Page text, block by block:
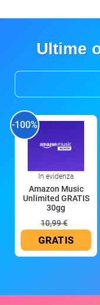
Ultime
-100%
In evidenza
Amazon Music
Unlimited GRATIS
30gg
10,99 €
GRATIS